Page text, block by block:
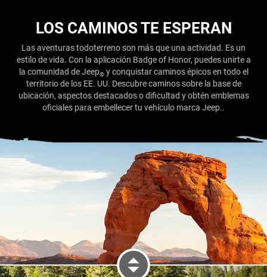
LOS CAMINOS TE ESPERAN
Las aventuras todoterreno son más que una actividad. Es un
estilo de vida. Con la aplicación Badge of Honor, puedes unirte a
la comunidad de Jeep®y conquistar caminos épicos en todo el
territorio de los EE. UU. Descubre caminos sobre la base de
ubicación, aspectos destacados o dificultad y obtén emblemas
oficiales para embellecer tu vehículo marca Jeep..